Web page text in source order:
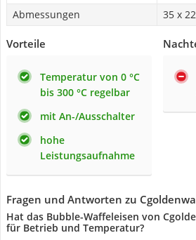
Abmessungen
35 x
Vorteile
Temperatur von 0 °C
bis 300 °C regelbar
mit An-/Ausschalter
hohe
Leistungsaufnahme
Fragen und Antworten zu
Hat das Bubble-Waffeleisen von
für Betrieb und Temperatur?